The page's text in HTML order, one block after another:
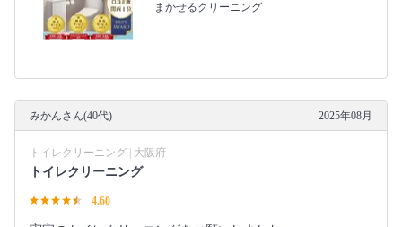
まかせるクリーニング
みかんさん(40代) 2025年08月
トイレクリーニング | 大阪府
トイレクリーニング
4.60